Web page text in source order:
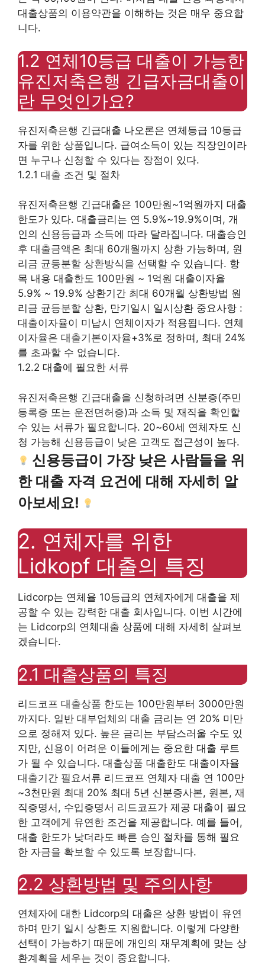
대출상품의 이용약관을 이해하는 것은 매우 중요합
니다.
1.2 연체10등급 대출이 가능한
유진저축은행 긴급자금대출이
란 무엇인가요?
유진저축은행 긴급대출 나오론은 연체등급 10등급
자를 위한 상품입니다. 급여소득이 있는 직장인이라
면 누구나 신청할 수 있다는 장점이 있다.
1.2.1 대출 조건 및 절차
유진저축은행 긴급대출은 100만원~1억원까지 대출
한도가 있다. 대출금리는 연 5.9%~19.9%이며, 개
인의 신용등급과 소득에 따라 달라집니다. 대출승인
후 대출금액은 최대 60개월까지 상환 가능하며, 원
리금 균등분할 상환방식을 선택할 수 있습니다. 항
목 내용 대출한도 100만원 ~ 1억원 대출이자율
5.9% ~ 19.9% ​​상환기간 최대 60개월 상환방법 원
리금 균등분할 상환, 만기일시 일시상환 중요사항 :
대출이자율이 미납시 연체이자가 적용됩니다. 연체
이자율은 대출기본이자율+3%로 정하며, 최대 24%
를 초과할 수 없습니다.
1.2.2 대출에 필요한 서류
유진저축은행 긴급대출을 신청하려면 신분증(주민
등록증 또는 운전면허증)과 소득 및 재직을 확인할
수 있는 서류가 필요합니다. 20~60세 연체자도 신
청 가능해 신용등급이 낮은 고객도 접근성이 높다.
신용등급이 가장 낮은 사람들을 위
한 대출 자격 요건에 대해 자세히 알
아보세요!
2. 연체자를 위한
Lidkopf 대출의 특징
Lidcorp는 연체율 10등급의 연체자에게 대출을 제
공할 수 있는 강력한 대출 회사입니다. 이번 시간에
는 Lidcorp의 연체대출 상품에 대해 자세히 살펴보
겠습니다.
2.1 대출상품의 특징
리드코프 대출상품 한도는 100만원부터 3000만원
까지다. 일반 대부업체의 대출 금리는 연 20% 미만
으로 정해져 있다. 높은 금리는 부담스러울 수도 있
지만, 신용이 어려운 이들에게는 중요한 대출 루트
가 될 수 있습니다. 대출상품 대출한도 대출이자율
대출기간 필요서류 리드코프 연체자 ​​대출 연 100만
~3천만원 최대 20% 최대 5년 신분증사본, 원본, 재
직증명서, 수입증명서 리드코프가 제공 대출이 필요
한 고객에게 유연한 조건을 제공합니다. 예를 들어,
대출 한도가 낮더라도 빠른 승인 절차를 통해 필요
한 자금을 확보할 수 있도록 보장합니다.
2.2 상환방법 및 주의사항
연체자에 대한 Lidcorp의 대출은 상환 방법이 유연
하며 만기 일시 상환도 지원합니다. 이렇게 다양한
선택이 가능하기 때문에 개인의 재무계획에 맞는 상
환계획을 세우는 것이 중요합니다.